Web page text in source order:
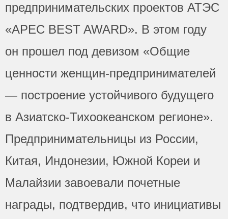
предпринимательских проектов АТЭС
«APEC BEST AWARD». В этом году
он прошел под девизом «Общие
ценности женщин-предпринимателей
— построение устойчивого будущего
в Азиатско-Тихоокеанском регионе».
Предпринимательницы из России,
Китая, Индонезии, Южной Кореи и
Малайзии завоевали почетные
награды, подтвердив, что инициативы